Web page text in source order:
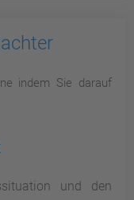
indem Sie darauf
und den